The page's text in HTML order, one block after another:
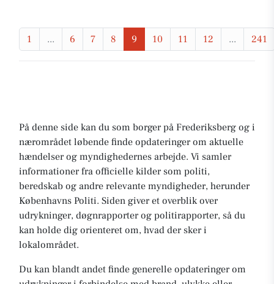
1 ... 6 7 8 9 10 11 12 ... 241
På denne side kan du som borger på Frederiksberg og i
nærområdet løbende finde opdateringer om aktuelle
hændelser og myndighedernes arbejde. Vi samler
informationer fra officielle kilder som politi,
beredskab og andre relevante myndigheder, herunder
Københavns Politi. Siden giver et overblik over
udrykninger, døgnrapporter og politirapporter, så du
kan holde dig orienteret om, hvad der sker i
lokalområdet.
Du kan blandt andet finde generelle opdateringer om